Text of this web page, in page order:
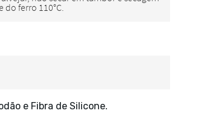
e Fibra de Silicone.